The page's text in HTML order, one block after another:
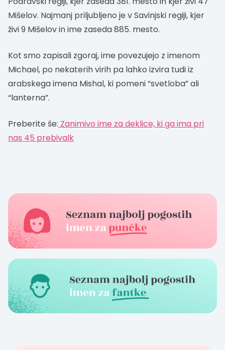
Mišelov. Najmanj priljubljeno je v Savinjski regiji, kjer
živi 9 Mišelov in ime zaseda 885. mesto.
Kot smo zapisali zgoraj, ime povezujejo z imenom
Michael, po nekaterih virih pa lahko izvira tudi iz
arabskega imena Mishal, ki pomeni “svetloba” ali
“lanterna”.
Preberite še: Zanimivo ime za deklice, ki ga ima pri
nas 45 prebivalk